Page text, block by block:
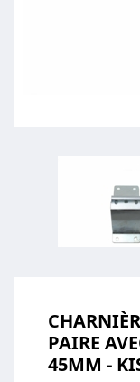
PAIRE
45MM -